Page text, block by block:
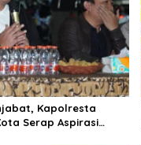
Kapolresta
Serap Aspirasi